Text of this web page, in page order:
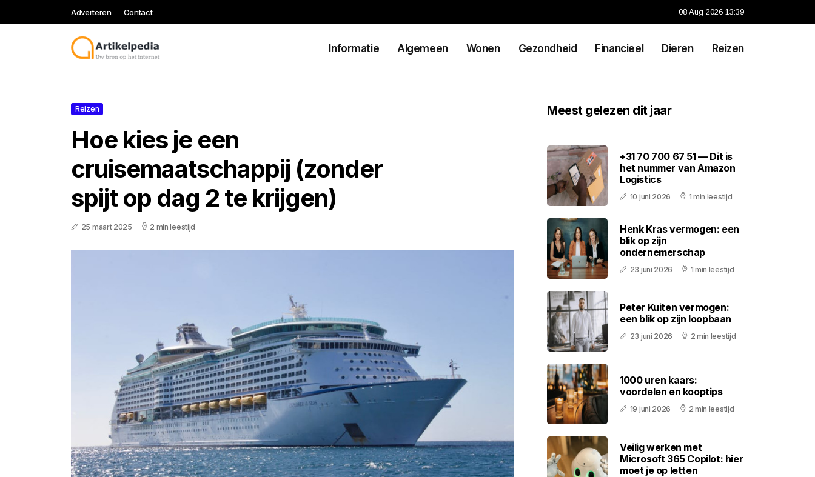
Adverteren Contact 08 Aug 2026 13:39
Informatie Algemeen Wonen Gezondheid Financieel Dieren Reizen
Reizen
Hoe kies je een
cruisemaatschappij (zonder
spijt op dag 2 te krijgen)
25 maart 2025 2 min leestijd
Meest gelezen dit jaar
+31 70 700 67 51 — Dit is
het nummer van Amazon
Logistics
10 juni 2026 1 min leestijd
Henk Kras vermogen: een
blik op zijn
ondernemerschap
23 juni 2026 1 min leestijd
Peter Kuiten vermogen:
een blik op zijn loopbaan
23 juni 2026 2 min leestijd
1000 uren kaars:
voordelen en kooptips
19 juni 2026 2 min leestijd
Veilig werken met
Microsoft 365 Copilot: hier
moet je op letten